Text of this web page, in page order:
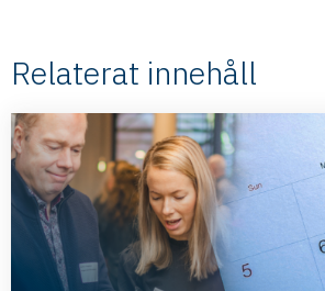
Relaterat innehåll